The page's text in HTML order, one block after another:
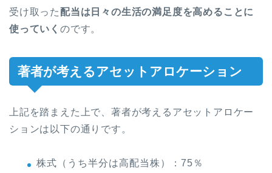
受け取った 配当は日々の生活の満足度を高めることに
使っていく のです。
著者が考えるアセットアロケーション
上記を踏まえた上で、著者が考えるアセットアロケー
ションは以下の通りです。
株式（うち半分は高配当株）：75％